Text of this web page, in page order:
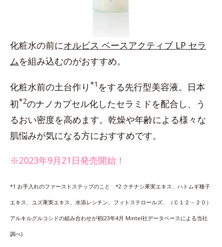
化粧水の前にオルビス ベースアクティブ LP セラ
ムを組み込むのがおすすめ。
化粧水前の土台作り *1 をする先行型美容液。日本
初*2のナノカプセル化したセラミドを配合し、う
るおい密度を高めます。乾燥や年齢による様々な
肌悩みが気になる方におすすめです。
※2023年9月21日発売開始！
*1 お手入れのファーストステップのこと *2 クチナシ果実エキス、ハトムギ種子
エキス、ユズ果実エキス、水添レシチン、フィトステロールズ、（Ｃ１２－２０）
アルキルグルコシドの組み合わせが初(23年4月 Mintel社データベースによる当社
調べ)